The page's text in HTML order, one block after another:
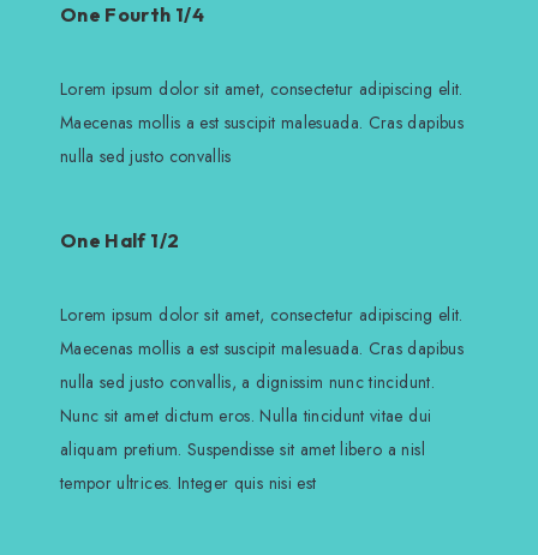
One Fourth 1/4
Lorem ipsum dolor sit amet, consectetur adipiscing elit.
Maecenas mollis a est suscipit malesuada. Cras dapibus
nulla sed justo convallis
One Half 1/2
Lorem ipsum dolor sit amet, consectetur adipiscing elit.
Maecenas mollis a est suscipit malesuada. Cras dapibus
nulla sed justo convallis, a dignissim nunc tincidunt.
Nunc sit amet dictum eros. Nulla tincidunt vitae dui
aliquam pretium. Suspendisse sit amet libero a nisl
tempor ultrices. Integer quis nisi est